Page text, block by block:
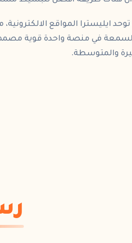
توحد ايليسترا المواقع الالكترونية،
السمعة في منصة واحدة قوية
والمتوسطة.